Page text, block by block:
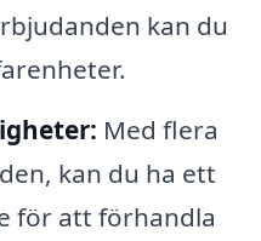
kan du
Med flera
kan du ha ett
för att förhandla